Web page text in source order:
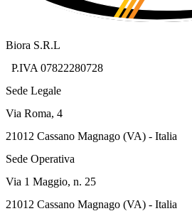
Biora S.R.L
P.IVA 07822280728
Sede Legale
Via Roma, 4
21012 Cassano Magnago (VA) - Italia
Sede Operativa
Via 1 Maggio, n. 25
21012 Cassano Magnago (VA) - Italia